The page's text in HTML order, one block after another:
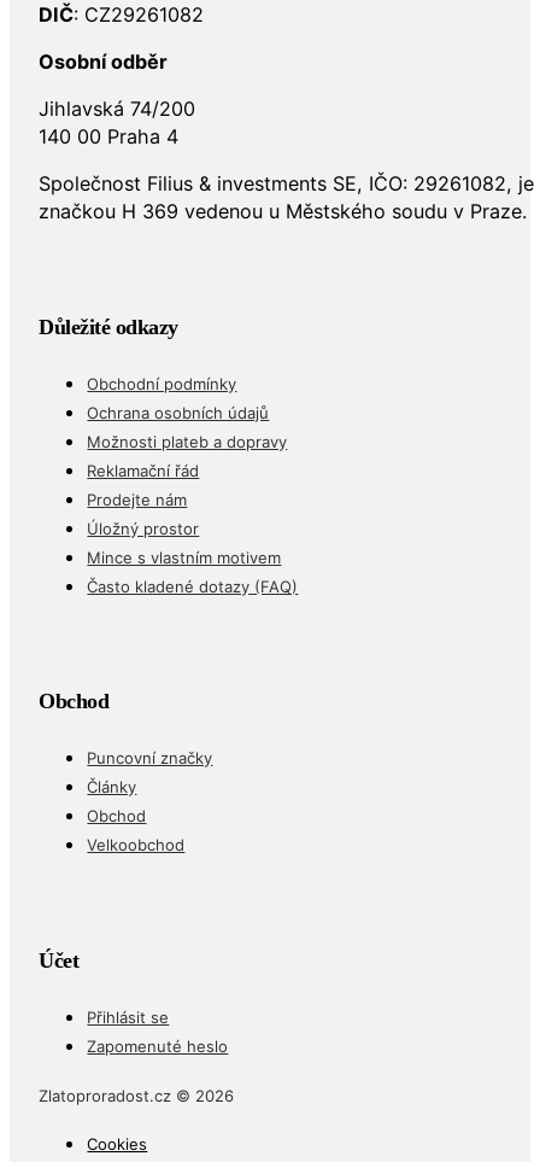
DIČ: CZ29261082
Osobní odběr
Jihlavská 74/200
140 00 Praha 4
Společnost Filius & investments SE, IČO: 29261082,
značkou H 369 vedenou u Městského soudu v Praze.
Důležité odkazy
Obchodní podmínky
Ochrana osobních údajů
Možnosti plateb a dopravy
Reklamační řád
Prodejte nám
Úložný prostor
Mince s vlastním motivem
Často kladené dotazy (FAQ)
Obchod
Puncovní značky
Články
Obchod
Velkoobchod
Účet
Přihlásit se
Zapomenuté heslo
Zlatoproradost.cz © 2026
Cookies